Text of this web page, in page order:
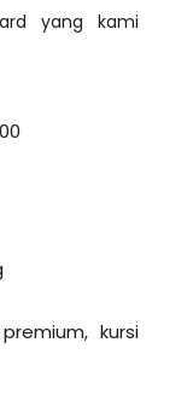
yang kami
kursi